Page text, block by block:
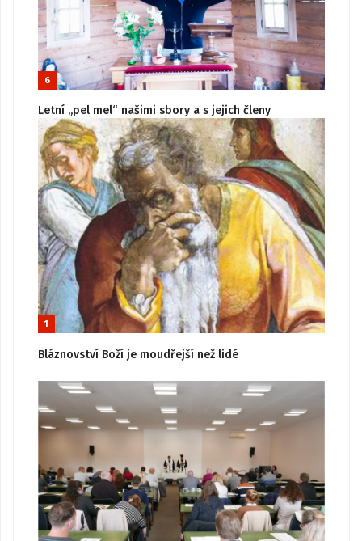
6
Letní „pel mel“ našimi sbory a s jejich členy
1
Bláznovství Boží je moudřejší než lidé